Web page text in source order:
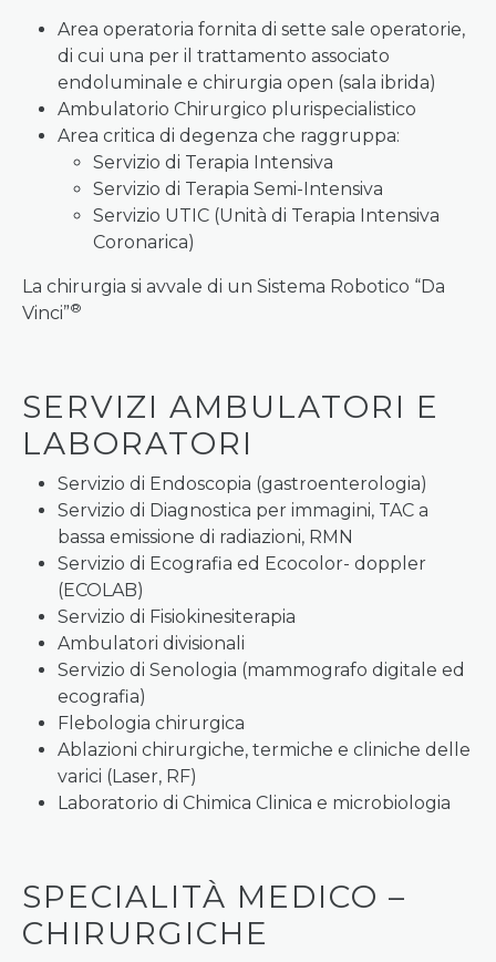
Area operatoria fornita di sette sale operatorie,
di cui una per il trattamento associato
endoluminale e chirurgia open (sala ibrida)
Ambulatorio Chirurgico plurispecialistico
Area critica di degenza che raggruppa:
Servizio di Terapia Intensiva
Servizio di Terapia Semi-Intensiva
Servizio UTIC (Unità di Terapia Intensiva
Coronarica)
La chirurgia si avvale di un Sistema Robotico “Da
Vinci”®
SERVIZI AMBULATORI E
LABORATORI
Servizio di Endoscopia (gastroenterologia)
Servizio di Diagnostica per immagini, TAC a
bassa emissione di radiazioni, RMN
Servizio di Ecografia ed Ecocolor- doppler
(ECOLAB)
Servizio di Fisiokinesiterapia
Ambulatori divisionali
Servizio di Senologia (mammografo digitale ed
ecografia)
Flebologia chirurgica
Ablazioni chirurgiche, termiche e cliniche delle
varici (Laser, RF)
Laboratorio di Chimica Clinica e microbiologia
SPECIALITÀ MEDICO –
CHIRURGICHE